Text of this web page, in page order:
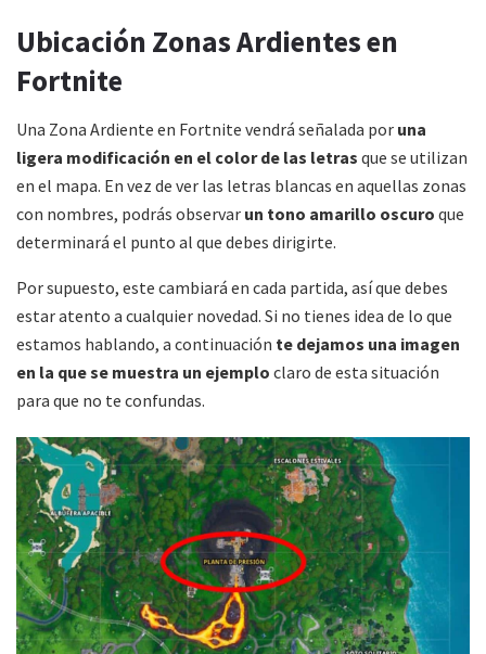
Ubicación Zonas Ardientes en
Fortnite
Una Zona Ardiente en Fortnite vendrá señalada por una
ligera modificación en el color de las letras que se utilizan
en el mapa. En vez de ver las letras blancas en aquellas zonas
con nombres, podrás observar un tono amarillo oscuro que
determinará el punto al que debes dirigirte.
Por supuesto, este cambiará en cada partida, así que debes
estar atento a cualquier novedad. Si no tienes idea de lo que
estamos hablando, a continuación te dejamos una imagen
en la que se muestra un ejemplo claro de esta situación
para que no te confundas.